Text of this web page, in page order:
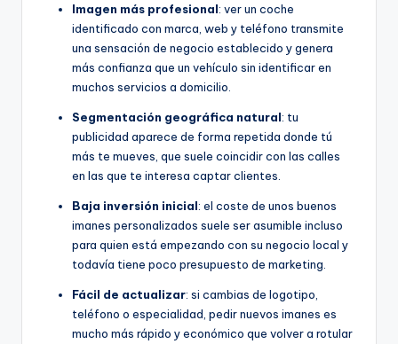
Imagen más profesional: ver un coche
identificado con marca, web y teléfono transmite
una sensación de negocio establecido y genera
más confianza que un vehículo sin identificar en
muchos servicios a domicilio.
Segmentación geográfica natural: tu
publicidad aparece de forma repetida donde tú
más te mueves, que suele coincidir con las calles
en las que te interesa captar clientes.
Baja inversión inicial: el coste de unos buenos
imanes personalizados suele ser asumible incluso
para quien está empezando con su negocio local y
todavía tiene poco presupuesto de marketing.
Fácil de actualizar: si cambias de logotipo,
teléfono o especialidad, pedir nuevos imanes es
mucho más rápido y económico que volver a rotular